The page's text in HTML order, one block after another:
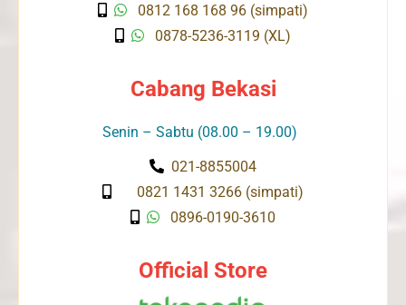
0812 168 168 96 (simpati)
0878-5236-3119 (XL)
Cabang Bekasi
Senin – Sabtu (08.00 – 19.00)
021-8855004
0821 1431 3266 (simpati)
0896-0190-3610
Official Store